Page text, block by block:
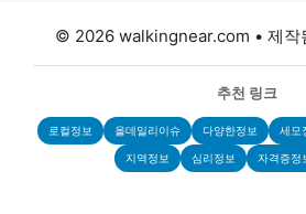
© 2026 walkingnear.com • 제작
추천 링크
로컬정보 올데일리이슈 다양한정보 세모
지역정보 심리정보 자격증정